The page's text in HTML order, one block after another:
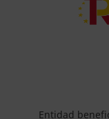
Entidad